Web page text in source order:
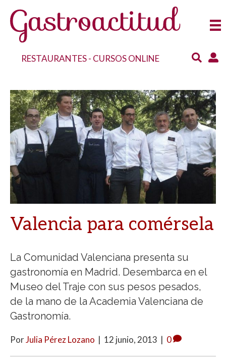
RESTAURANTES- CURSOS ONLINE
Valencia para comérsela
La Comunidad Valenciana presenta su
gastronomía en Madrid. Desembarca en el
Museo del Traje con sus pesos pesados,
de la mano de la Academia Valenciana de
Gastronomía.
PorJulia Pérez Lozano | 12 junio, 2013 | 0